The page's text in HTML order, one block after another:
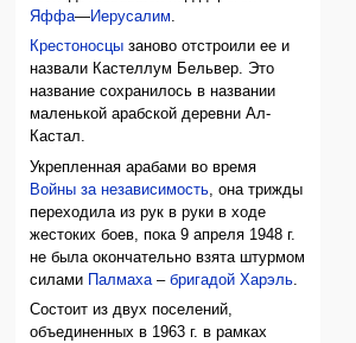
Яффа—Иерусалим.
Крестоносцы заново отстроили ее и
назвали Кастеллум Бельвер. Это
название сохранилось в названии
маленькой арабской деревни Ал-
Кастал.
Укрепленная арабами во время
Войны за независимость , она трижды
переходила из рук в руки в ходе
жестоких боев, пока 9 апреля 1948 г.
не была окончательно взята штурмом
силами Палмаха –бригадой Харэль
Состоит из двух поселений,
объединенных в 1963 г. в рамках